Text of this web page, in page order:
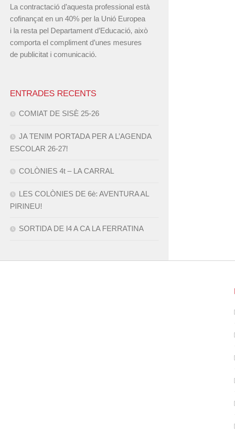
La contractació d’aquesta professional està
cofinançat en un 40% per la Unió Europea
i la resta pel Departament d’Educació, això
comporta el compliment d’unes mesures
de publicitat i comunicació.
ENTRADES RECENTS
COMIAT DE SISÈ 25-26
JA TENIM PORTADA PER A L’AGENDA
ESCOLAR 26-27!
COLÒNIES 4t – LA CARRAL
LES COLÒNIES DE 6è: AVENTURA AL
PIRINEU!
SORTIDA DE I4 A CA LA FERRATINA